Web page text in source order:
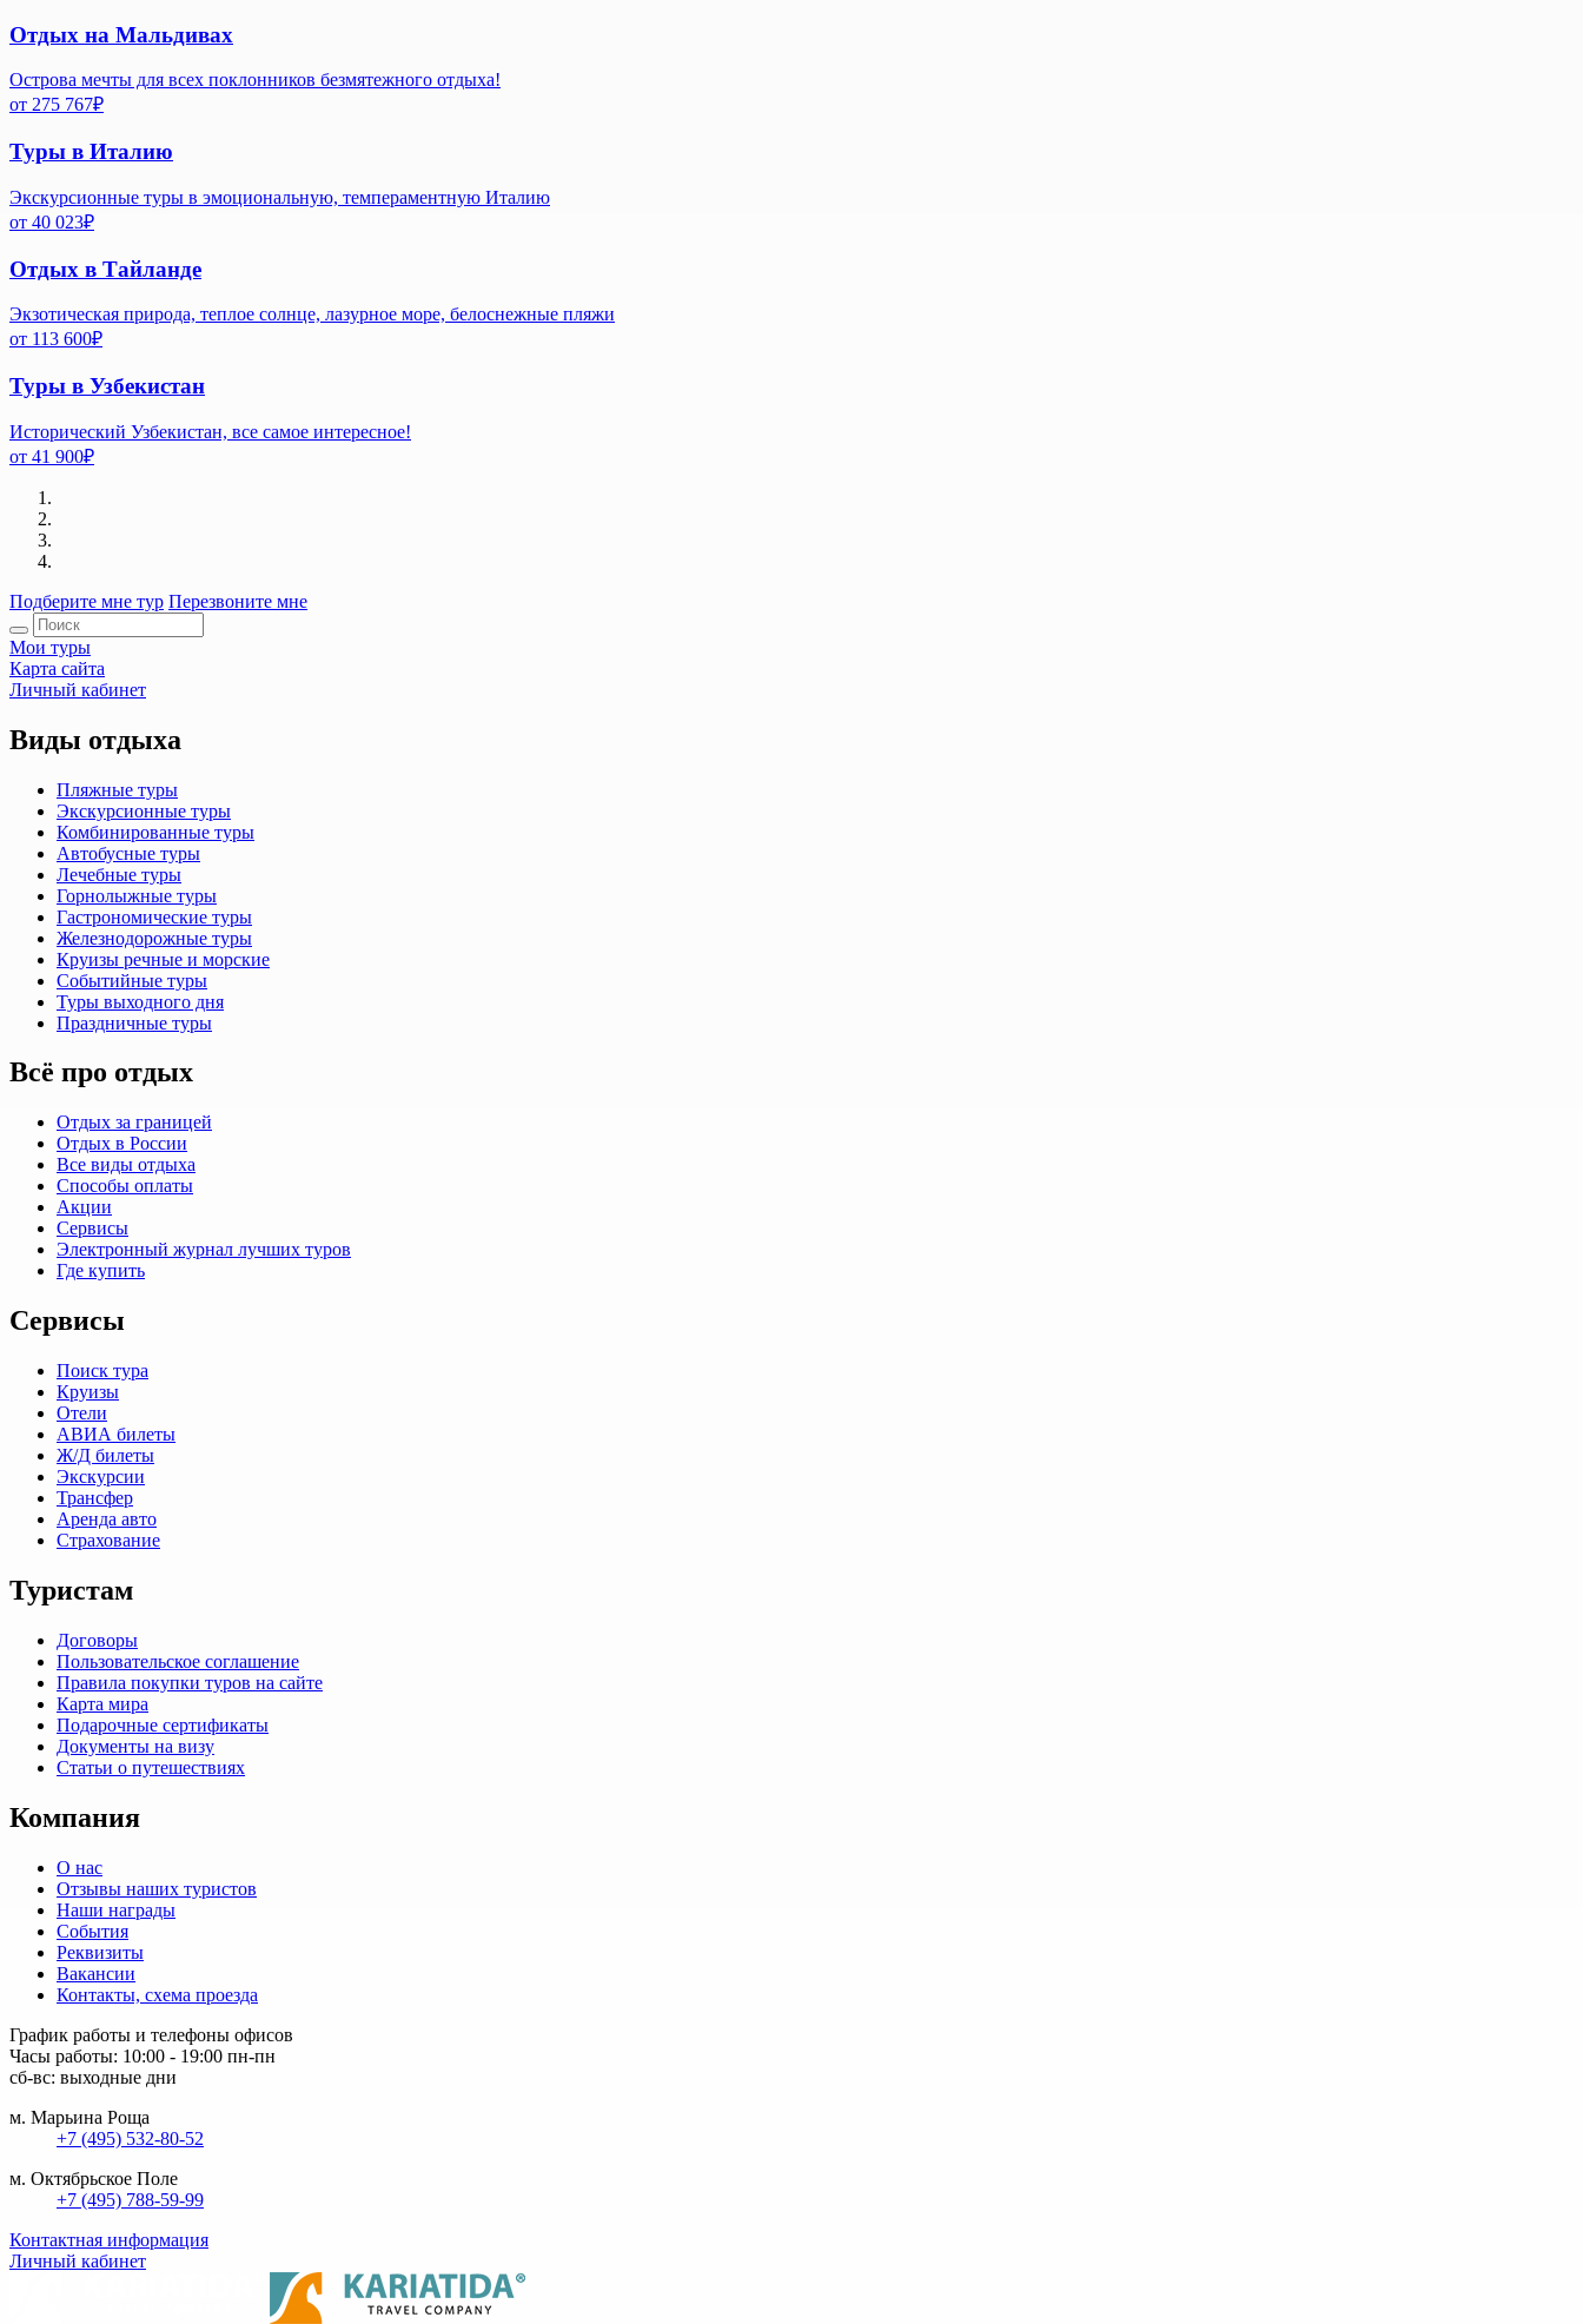
Отдых на Мальдивах
Острова мечты для всех поклонников безмятежного отдыха!
от 275 767₽
Туры в Италию
Экскурсионные туры в эмоциональную, темпераментную Италию
от 40 023₽
Отдых в Тайланде
Экзотическая природа, теплое солнце, лазурное море, белоснежные пляжи
от 113 600₽
Туры в Узбекистан
Исторический Узбекистан, все самое интересное!
от 41 900₽
Подберите мне тур Перезвоните мне
Мои туры
Карта сайта
Личный кабинет
Виды отдыха
Пляжные туры
Экскурсионные туры
Комбинированные туры
Автобусные туры
Лечебные туры
Горнолыжные туры
Гастрономические туры
Железнодорожные туры
Круизы речные и морские
Событийные туры
Туры выходного дня
Праздничные туры
Всё про отдых
Отдых за границей
Отдых в России
Все виды отдыха
Способы оплаты
Акции
Сервисы
Электронный журнал лучших туров
Где купить
Сервисы
Поиск тура
Круизы
Отели
АВИА билеты
Ж/Д билеты
Экскурсии
Трансфер
Аренда авто
Страхование
Туристам
Договоры
Пользовательское соглашение
Правила покупки туров на сайте
Карта мира
Подарочные сертификаты
Документы на визу
Статьи о путешествиях
Компания
О нас
Отзывы наших туристов
Наши награды
События
Реквизиты
Вакансии
Контакты, схема проезда
График работы и телефоны офисов
Часы работы: 10:00 - 19:00 пн-пн
сб-вс: выходные дни
м. Марьина Роща
+7 (495) 532-80-52
м. Октябрьское Поле
+7 (495) 788-59-99
Контактная информация
Личный кабинет